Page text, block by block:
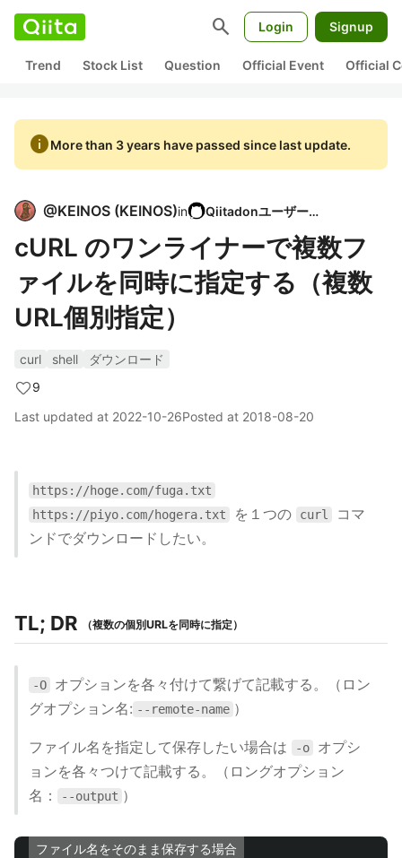
search Login Signup
Trend Stock List Question Official Event Official
infoMore than 3 years have passed since last update.
@KEINOS (KEINOS)in Qiitadonユーザー会
cURL のワンライナーで複数フ
ァイルを同時に指定する（複数
URL個別指定）
curl shell
ダウンロード
9
Last updated at 2022-10-26Posted at 2018-08-20
https://hoge.com/fuga.txt
https://piyo.com/hogera.txt
を１つの curl
コマ
ンドでダウンロードしたい。
TL; DR （複数の個別URLを同時に指定）
-O
オプションを各々付けて繋げて記載する。（ロン
グオプション名: --remote-name ）
ファイル名を指定して保存したい場合は -o
オプシ
ョンを各々つけて記載する。（ロングオプション
名：
--output ）
ファイル名をそのまま保存する場合